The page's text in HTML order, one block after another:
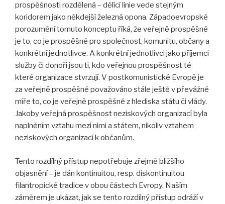
prospěšnosti rozdělená – dělící linie vede stejným
koridorem jako někdejší železná opona. Západoevropské
porozumění tomuto konceptu říká, že veřejně prospěšné
je to, co je prospěšné pro společnost, komunitu, občany a
konkrétní jednotlivce. A konkrétní jednotlivci jako příjemci
služby či donoři jsou ti, kdo veřejnou prospěšnost té
které organizace stvrzují. V postkomunistické Evropě je
za veřejně prospěšné považováno stále ještě v převážné
míře to, co je veřejně prospěšné z hlediska státu či vlády.
Jakoby veřejná prospěšnost neziskových organizací byla
naplněním vztahu mezi nimi a státem, nikoliv vztahem
neziskových organizací k občanům.
Tento rozdílný přístup nepotřebuje zřejmě bližšího
objasnění – je dán kontinuitou, resp. diskontinuitou
filantropické tradice v obou částech Evropy. Naším
záměrem je ukázat, jak se tento rozdílný přístup odráží v